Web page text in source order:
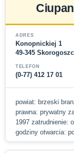
ADRES
Konopnickiej 1
49-345
TELEFON
(0-77) 412 17 01
powiat: brzeski
prawna: prywatny
1997 zatrudnienie:
godziny otwarcia: